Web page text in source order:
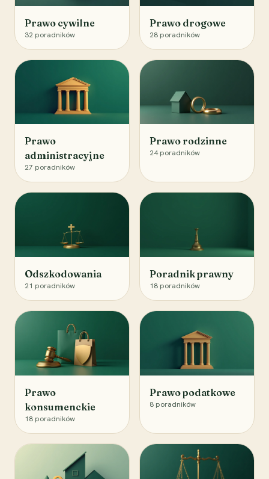
Prawo cywilne
32 poradników
Prawo drogowe
28 poradników
Prawo
administracyjne
27 poradników
Prawo rodzinne
24 poradników
Odszkodowania
21 poradników
Poradnik prawny
18 poradników
Prawo
konsumenckie
18 poradników
Prawo podatkowe
8 poradników